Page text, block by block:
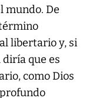
mundo. De
libertario y, si
que es
como Dios